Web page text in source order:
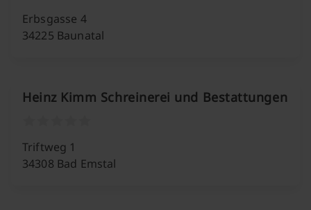
Erbsgasse 4
34225 Baunatal
Heinz Kimm Schreinerei und Bestattungen
Triftweg 1
34308 Bad Emstal